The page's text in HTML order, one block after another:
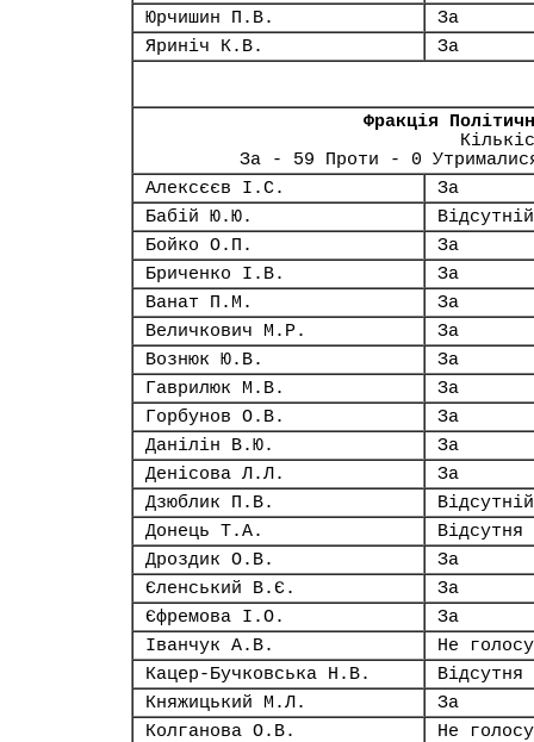
Юрчишин П.В.
За
Яриніч К.В.
За
Фракція
За - 59 Проти - 0
Алексєєв І.С.
За
Бабій Ю.Ю.
Відсутній
Бойко О.П.
За
Бриченко І.В.
За
Ванат П.М.
За
Величкович М.Р.
За
Вознюк Ю.В.
За
Гаврилюк М.В.
За
Горбунов О.В.
За
Данілін В.Ю.
За
Денісова Л.Л.
За
Дзюблик П.В.
Відсутній
Донець Т.А.
Відсутня
Дроздик О.В.
За
Єленський В.Є.
За
Єфремова І.О.
За
Іванчук А.В.
Не
Кацер-Бучковська Н.В.
Відсутня
Княжицький М.Л.
За
Колганова О.В.
Не